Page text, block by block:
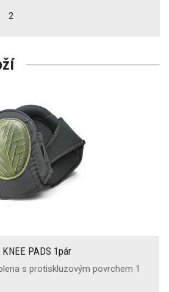
2
PADS 1pár
s protiskluzovým povrchem 1